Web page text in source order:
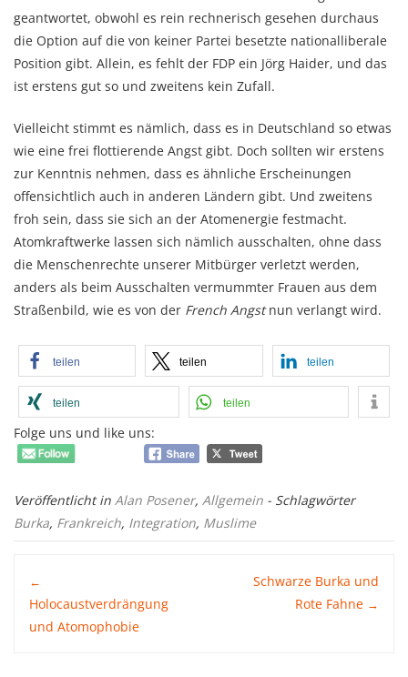
geantwortet, obwohl es rein rechnerisch gesehen durchaus
die Option auf die von keiner Partei besetzte nationalliberale
Position gibt. Allein, es fehlt der FDP ein Jörg Haider, und das
ist erstens gut so und zweitens kein Zufall.
Vielleicht stimmt es nämlich, dass es in Deutschland so etwas
wie eine frei flottierende Angst gibt. Doch sollten wir erstens
zur Kenntnis nehmen, dass es ähnliche Erscheinungen
offensichtlich auch in anderen Ländern gibt. Und zweitens
froh sein, dass sie sich an der Atomenergie festmacht.
Atomkraftwerke lassen sich nämlich ausschalten, ohne dass
die Menschenrechte unserer Mitbürger verletzt werden,
anders als beim Ausschalten vermummter Frauen aus dem
Straßenbild, wie es von der French Angstnun verlangt wird.
teilen teilen teilen
teilen teilen
Folge uns und like uns:
Veröffentlicht in Alan Posener, Allgemein - Schlagwörter
Burka, Frankreich, Integration, Muslime
Post
navigation
←
Holocaustverdrängung
und Atomophobie
Schwarze Burka und
Rote Fahne →